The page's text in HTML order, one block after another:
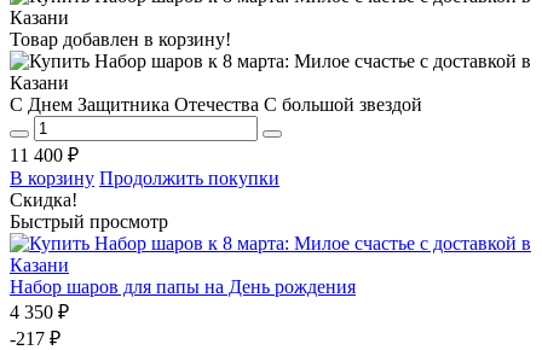
Товар добавлен в корзину!
С Днем Защитника Отечества С большой звездой
11 400 ₽
В корзину Продолжить покупки
Скидка!
Быстрый просмотр
Набор шаров для папы на День рождения
4 350 ₽
-217 ₽